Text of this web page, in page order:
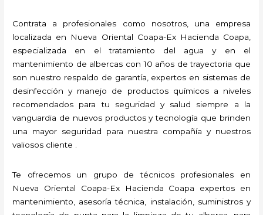
Contrata a profesionales como nosotros, una empresa
localizada en Nueva Oriental Coapa-Ex Hacienda Coapa,
especializada en el tratamiento del agua y en el
mantenimiento de albercas con 10 años de trayectoria que
son nuestro respaldo de garantía, expertos en sistemas de
desinfección y manejo de productos químicos a niveles
recomendados para tu seguridad y salud siempre a la
vanguardia de nuevos productos y tecnología que brinden
una mayor seguridad para nuestra compañía y nuestros
valiosos cliente .
Te ofrecemos un grupo de técnicos profesionales en
Nueva Oriental Coapa-Ex Hacienda Coapa expertos en
mantenimiento, asesoría técnica, instalación, suministros y